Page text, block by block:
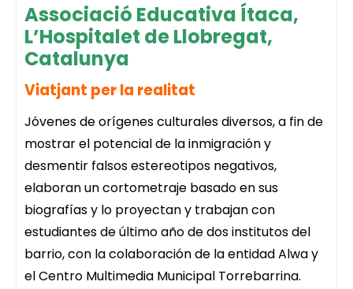
Associació Educativa Ítaca,
L’Hospitalet de Llobregat,
Catalunya
Viatjant per la realitat
Jóvenes de orígenes culturales diversos, a fin de
mostrar el potencial de la inmigración y
desmentir falsos estereotipos negativos,
elaboran un cortometraje basado en sus
biografías y lo proyectan y trabajan con
estudiantes de último año de dos institutos del
barrio, con la colaboración de la entidad Alwa y
el Centro Multimedia Municipal Torrebarrina.